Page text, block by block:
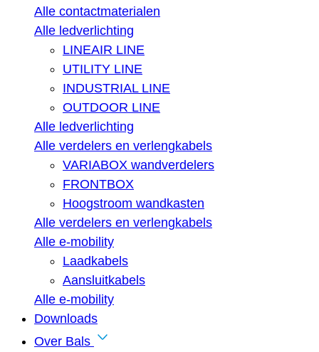
Alle contactmaterialen
Alle ledverlichting
LINEAIR LINE
UTILITY LINE
INDUSTRIAL LINE
OUTDOOR LINE
Alle ledverlichting
Alle verdelers en verlengkabels
VARIABOX wandverdelers
FRONTBOX
Hoogstroom wandkasten
Alle verdelers en verlengkabels
Alle e-mobility
Laadkabels
Aansluitkabels
Alle e-mobility
Downloads
Over Bals